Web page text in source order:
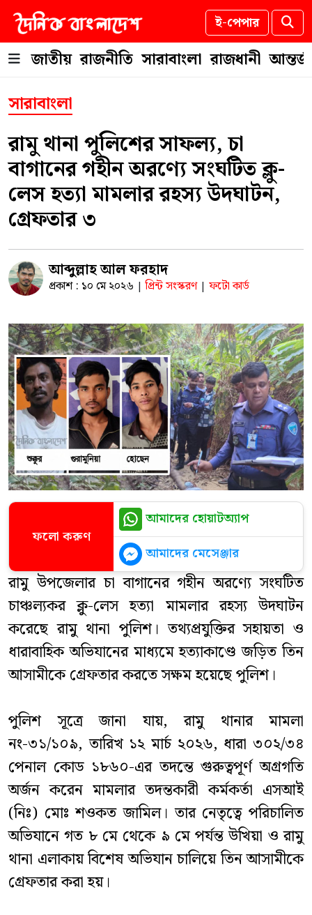
ই-পেপার
জাতীয় রাজনীতি সারাবাংলা রাজধানী
সারাবাংলা
রামু থানা পুলিশের সাফল্য, চা
বাগানের গহীন অরণ্যে সংঘটিত ক্লু-
লেস হত্যা মামলার রহস্য উদঘাটন,
গ্রেফতার ৩
আব্দুল্লাহ আল ফরহাদ
প্রকাশ : ১০ মে ২০২৬ | প্রিন্ট সংস্করণ | ফটো কার্ড
ফলো করুণ
আমাদের হোয়াটঅ্যাপ
আমাদের মেসেঞ্জার
রামু উপজেলার চা বাগানের গহীন অরণ্যে সংঘটিত
চাঞ্চল্যকর ক্লু-লেস হত্যা মামলার রহস্য উদঘাটন
করেছে রামু থানা পুলিশ। তথ্যপ্রযুক্তির সহায়তা ও
ধারাবাহিক অভিযানের মাধ্যমে হত্যাকাণ্ডে জড়িত তিন
আসামীকে গ্রেফতার করতে সক্ষম হয়েছে পুলিশ।
পুলিশ সূত্রে জানা যায়, রামু থানার মামলা
নং-৩১/১০৯, তারিখ ১২ মার্চ ২০২৬, ধারা ৩০২/৩৪
পেনাল কোড ১৮৬০-এর তদন্তে গুরুত্বপূর্ণ অগ্রগতি
অর্জন করেন মামলার তদন্তকারী কর্মকর্তা এসআই
(নিঃ) মোঃ শওকত জামিল। তার নেতৃত্বে পরিচালিত
অভিযানে গত ৮ মে থেকে ৯ মে পর্যন্ত উখিয়া ও রামু
থানা এলাকায় বিশেষ অভিযান চালিয়ে তিন আসামীকে
গ্রেফতার করা হয়।